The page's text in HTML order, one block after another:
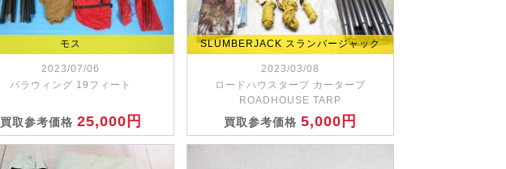
モス
2023/07/06
パラウィング 19フィート
買取参考価格 25,000円
SLUMBERJACK スランバージャック
2023/03/08
ロードハウスタープ カータープ
ROADHOUSE TARP
買取参考価格 5,000円